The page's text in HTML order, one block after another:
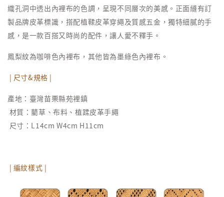
織孔洞中透出內裡布的色調，呈現不同層次的美感。正面縫有訂
製品牌皮革標識，搭配植鞣皮革穿繩及質感五金，獨特細膩的手
感，是一款百搭又時尚的配件，讓人愛不釋手。
鳳梨紋為咖啡色內裡布，其他皆為墨綠色內裡布。
| 尺寸&規格 |
產地：臺灣苗栗縣苑裡鎮
材質：藺草、布料、植蹂皮革手繩
尺寸：L14cm W4cm H11cm
| 編紋樣式 |